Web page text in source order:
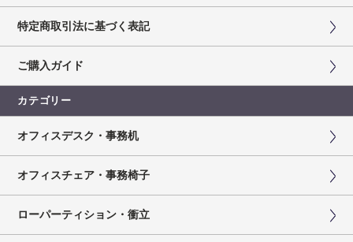
特定商取引法に基づく表記
ご購入ガイド
カテゴリー
オフィスデスク・事務机
オフィスチェア・事務椅子
ローパーティション・衝立